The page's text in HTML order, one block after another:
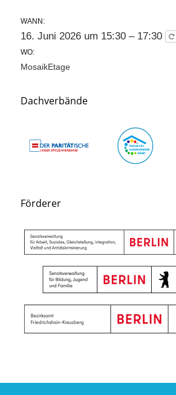
WANN:
16. Juni 2026 um 15:30 – 17:30
WO:
MosaikEtage
Dachverbände
Förderer